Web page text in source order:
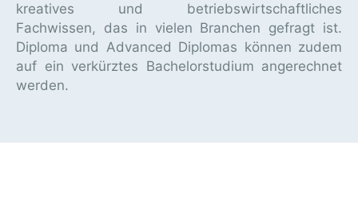
kreatives und betriebswirtschaftliches
Fachwissen, das in vielen Branchen gefragt ist.
Diploma und Advanced Diplomas können zudem
auf ein verkürztes Bachelorstudium angerechnet
werden.